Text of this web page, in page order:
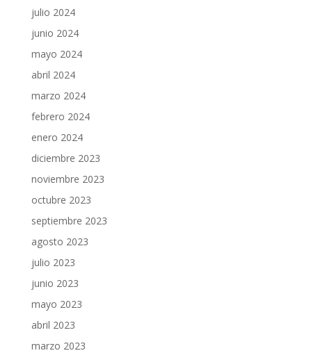
julio 2024
junio 2024
mayo 2024
abril 2024
marzo 2024
febrero 2024
enero 2024
diciembre 2023
noviembre 2023
octubre 2023
septiembre 2023
agosto 2023
julio 2023
junio 2023
mayo 2023
abril 2023
marzo 2023